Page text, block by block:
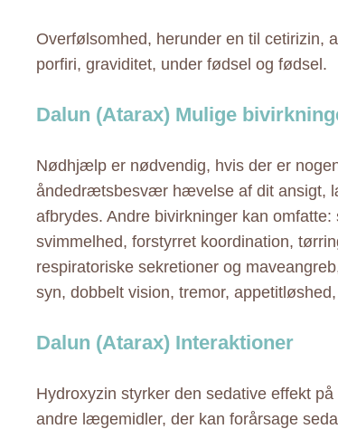
Overfølsomhed, herunder en til cetirizin,
porfiri, graviditet, under fødsel og fødsel.
Dalun (Atarax) Mulige
Nødhjælp er nødvendig, hvis der er
åndedrætsbesvær hævelse af dit ansigt,
afbrydes. Andre bivirkninger kan
svimmelhed, forstyrret koordination,
respiratoriske sekretioner og
syn, dobbelt vision, tremor,
Dalun (Atarax) Interaktioner
Hydroxyzin styrker den sedative effekt
andre lægemidler, der kan forårsage